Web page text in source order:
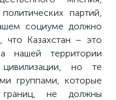
партий,
социуме должно
что Казахстан – это
нашей территории
но те
группами, которые
не должны